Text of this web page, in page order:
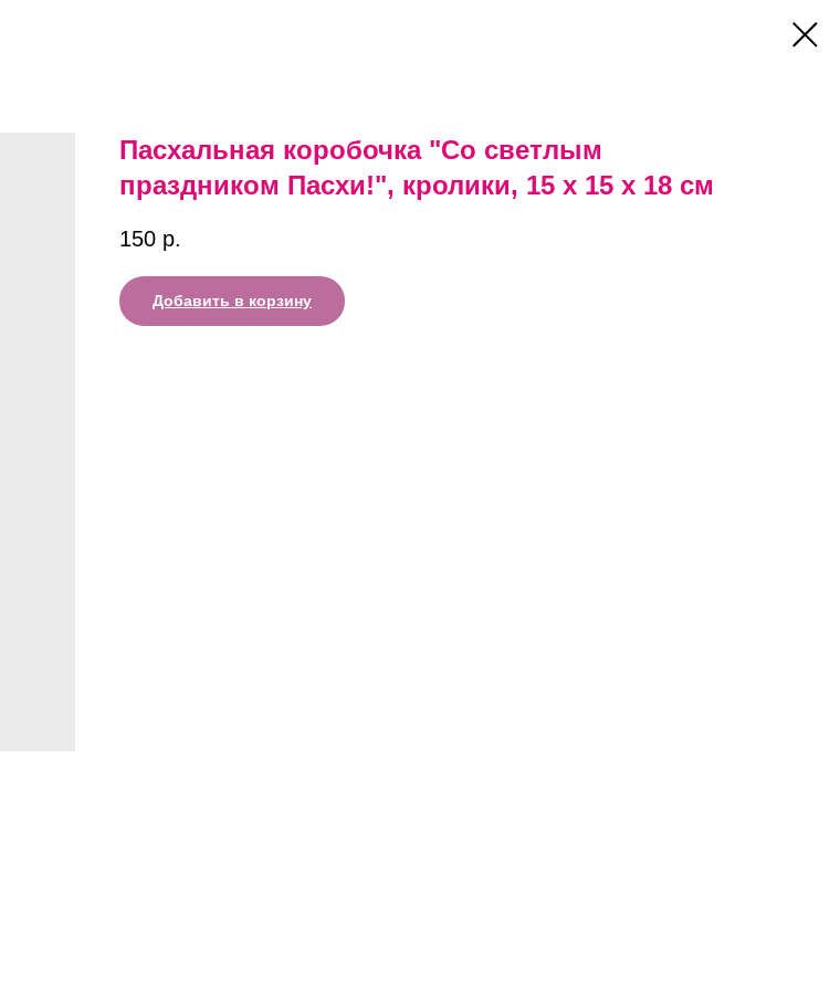
Пасхальная коробочка "Со светлым
праздником Пасхи!", кролики, 15 х 15 х 18 см
150 р.
Добавить в корзину